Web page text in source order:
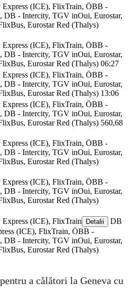
(ICE), FlixTrain, ÖBB -
DB - Intercity, TGV inOui, Eurostar,
Eurostar Red (Thalys)
(ICE), FlixTrain, ÖBB -
DB - Intercity, TGV inOui, Eurostar,
Eurostar Red (Thalys) 06:27
(ICE), FlixTrain, ÖBB -
DB - Intercity, TGV inOui, Eurostar,
Eurostar Red (Thalys) 13:06
(ICE), FlixTrain, ÖBB -
DB - Intercity, TGV inOui, Eurostar,
Eurostar Red (Thalys) 560,68
(ICE), FlixTrain, ÖBB -
DB - Intercity, TGV inOui, Eurostar,
Eurostar Red (Thalys)
(ICE), FlixTrain, ÖBB -
DB - Intercity, TGV inOui, Eurostar,
Eurostar Red (Thalys)
(ICE), FlixTrain Detalii
DB
(ICE), FlixTrain, ÖBB -
DB - Intercity, TGV inOui, Eurostar,
Eurostar Red (Thalys)
©CARTO, ©OpenStreetMapcontributors
a călători la Geneva cu